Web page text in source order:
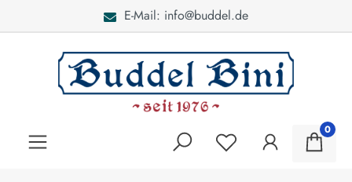
E-Mail: info@buddel.de
0